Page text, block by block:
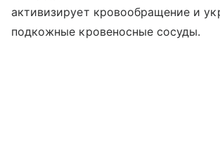
активизирует кровообращение и
подкожные кровеносные сосуды.